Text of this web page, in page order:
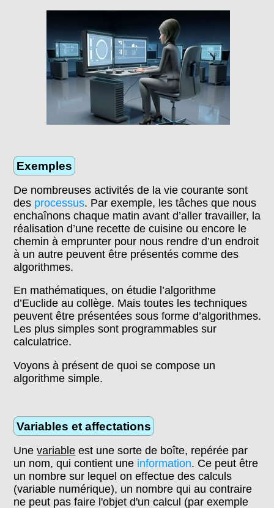
Exemples
De nombreuses activités de la vie courante sont
des processus. Par exemple, les tâches que nous
enchaînons chaque matin avant d’aller travailler, la
réalisation d’une recette de cuisine ou encore le
chemin à emprunter pour nous rendre d’un endroit
à un autre peuvent être présentés comme des
algorithmes.
En mathématiques, on étudie l’algorithme
d’Euclide au collège. Mais toutes les techniques
peuvent être présentées sous forme d’algorithmes.
Les plus simples sont programmables sur
calculatrice.
Voyons à présent de quoi se compose un
algorithme simple.
Variables et affectations
Unevariable est une sorte de boîte, repérée par
un nom, qui contient une information. Ce peut être
un nombre sur lequel on effectue des calculs
(variable numérique), un nombre qui au contraire
ne peut pas faire l'objet d'un calcul (par exemple